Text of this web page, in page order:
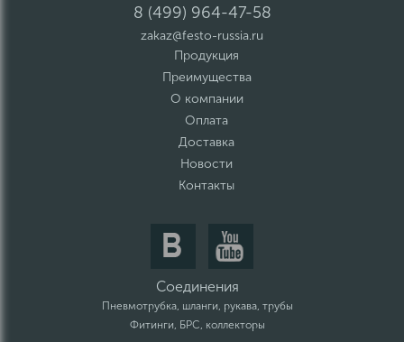
8 (499) 964-47-58
zakaz@festo-russia.ru
Продукция
Преимущества
О компании
Оплата
Доставка
Новости
Контакты
Соединения
Пневмотрубка, шланги, рукава, трубы
Фитинги, БРС, коллекторы